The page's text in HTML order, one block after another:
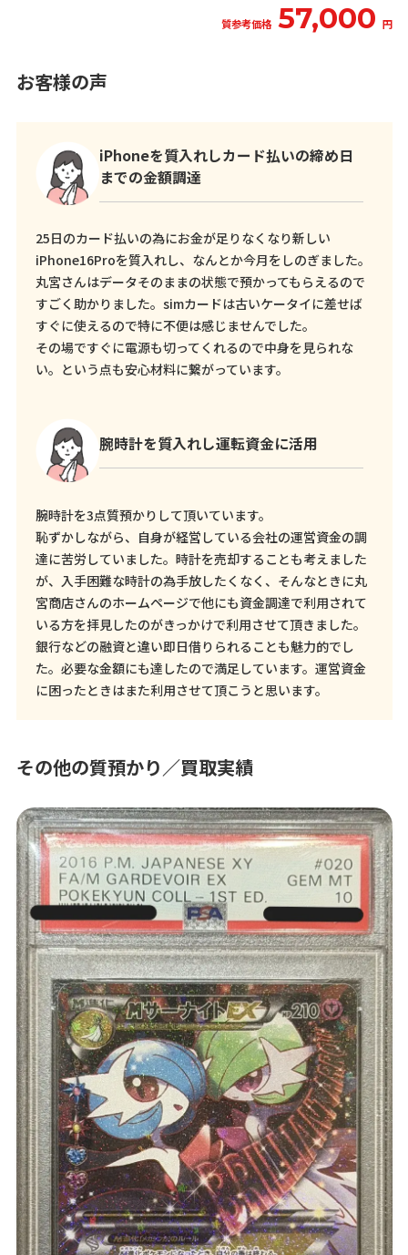
質参考価格 57,000 円
お客様の声
iPhoneを質入れしカード払いの締め日
までの金額調達
25日のカード払いの為にお金が足りなくなり新しい
iPhone16Proを質入れし、なんとか今月をしのぎました。
丸宮さんはデータそのままの状態で預かってもらえるので
すごく助かりました。simカードは古いケータイに差せば
すぐに使えるので特に不便は感じませんでした。
その場ですぐに電源も切ってくれるので中身を見られな
い。という点も安心材料に繋がっています。
腕時計を質入れし運転資金に活用
腕時計を3点質預かりして頂いています。
恥ずかしながら、自身が経営している会社の運営資金の調
達に苦労していました。時計を売却することも考えました
が、入手困難な時計の為手放したくなく、そんなときに丸
宮商店さんのホームページで他にも資金調達で利用されて
いる方を拝見したのがきっかけで利用させて頂きました。
銀行などの融資と違い即日借りられることも魅力的でし
た。必要な金額にも達したので満足しています。運営資金
に困ったときはまた利用させて頂こうと思います。
その他の質預かり／買取実績